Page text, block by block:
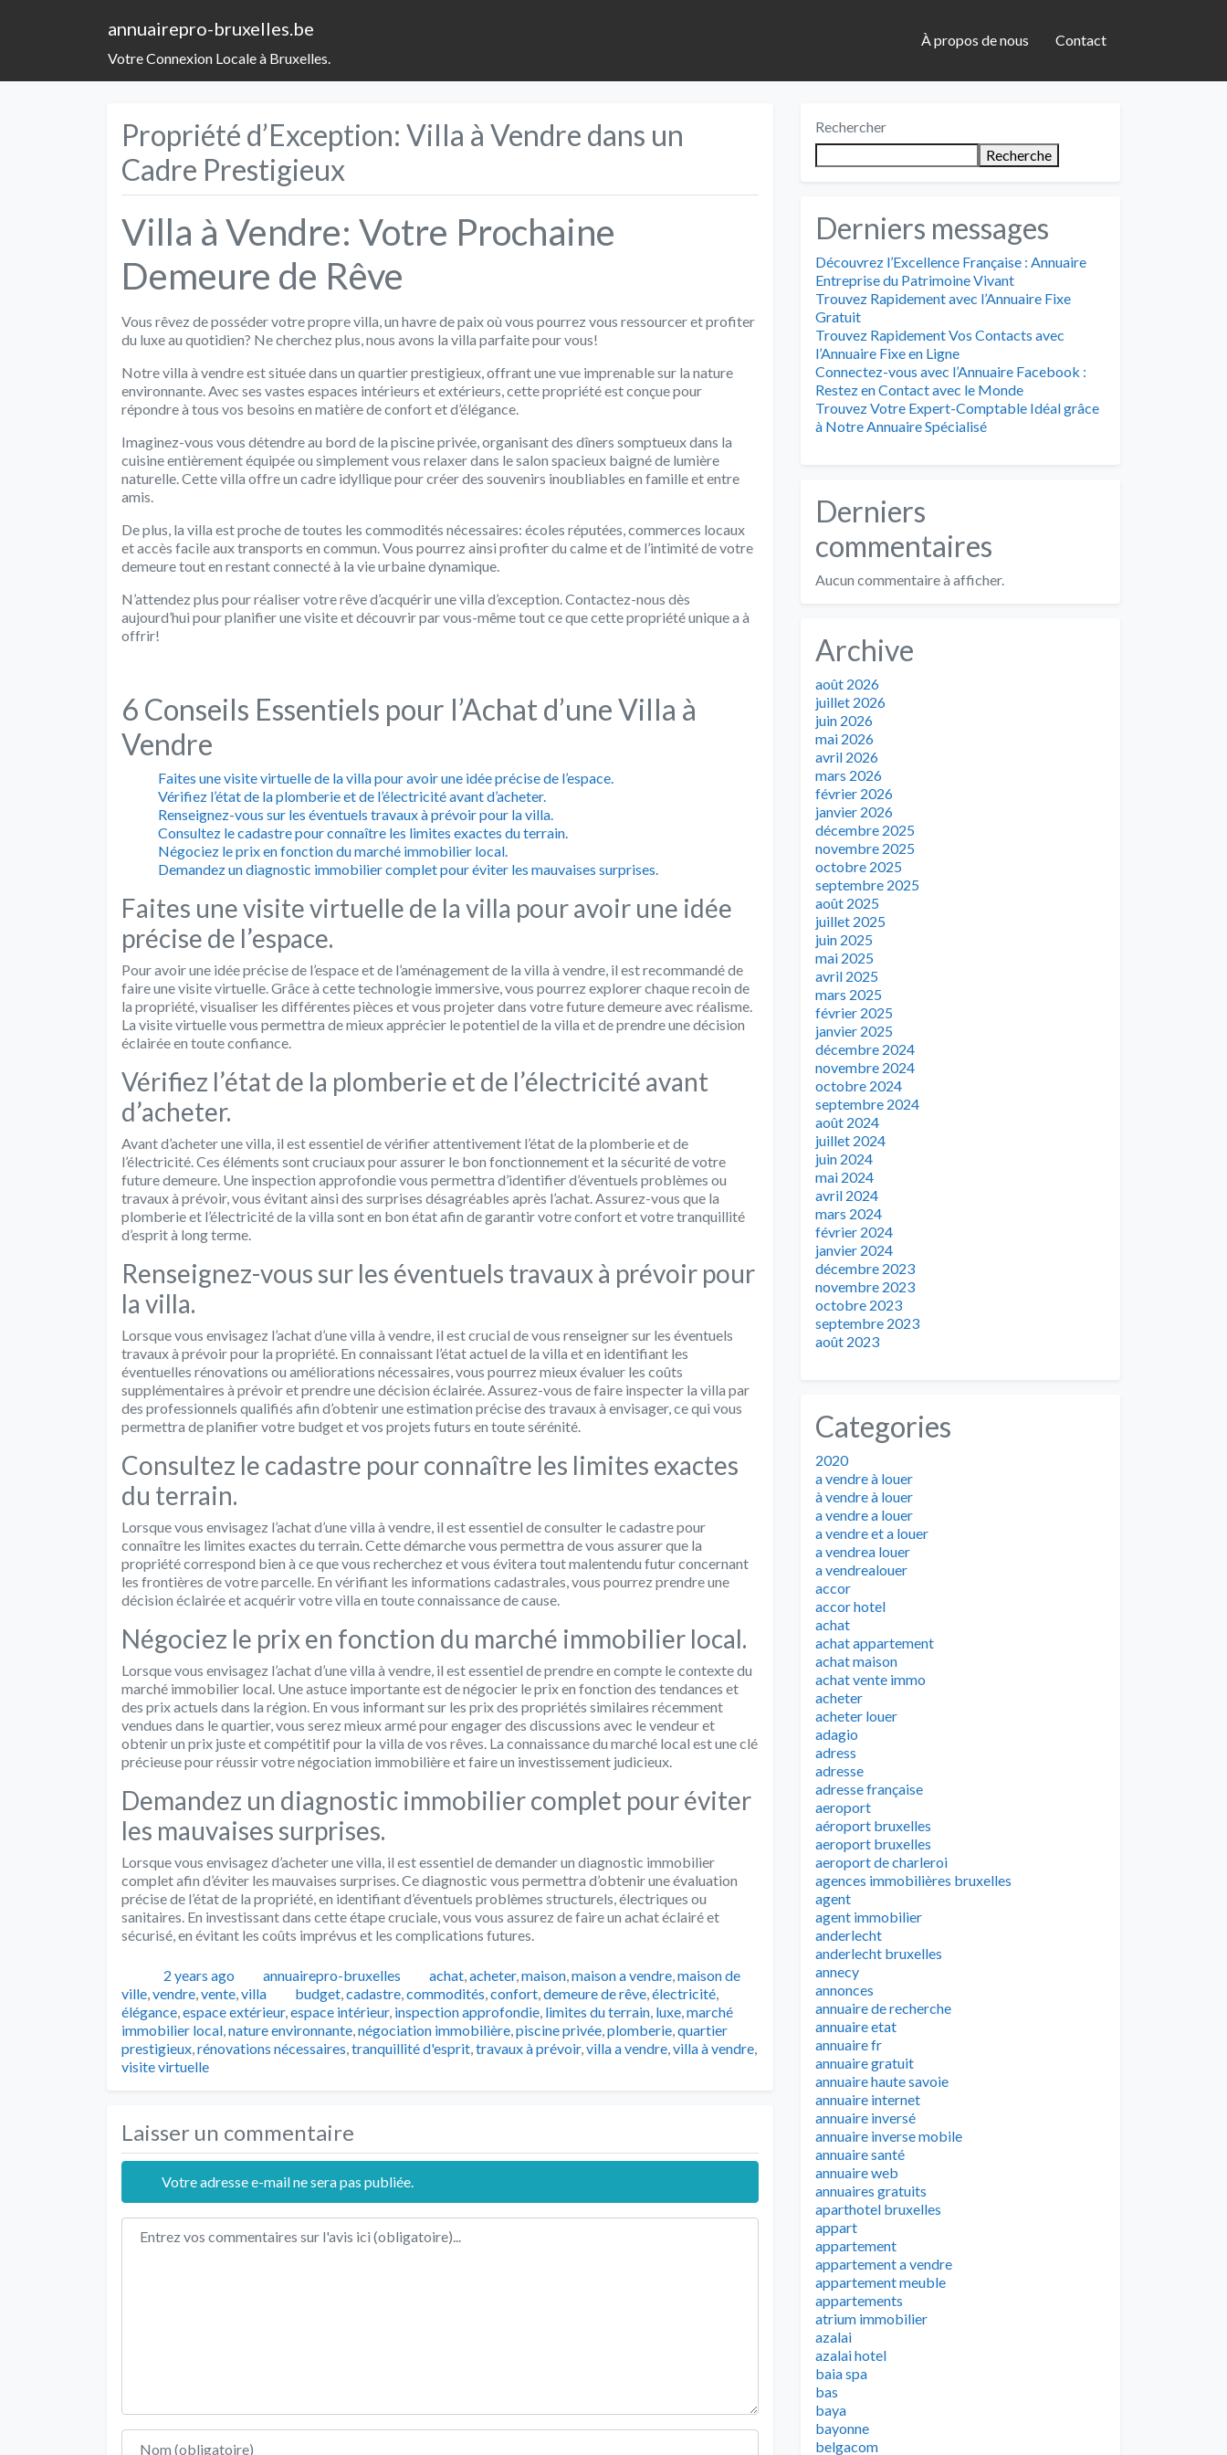
annuairepro-bruxelles.be
Votre Connexion Locale à Bruxelles.
À propos de nous Contact
Propriété d’Exception: Villa à Vendre dans un
Cadre Prestigieux
Villa à Vendre: Votre Prochaine
Demeure de Rêve
Vous rêvez de posséder votre propre villa, un havre de paix où vous pourrez vous ressourcer et profiter
du luxe au quotidien? Ne cherchez plus, nous avons la villa parfaite pour vous!
Notre villa à vendre est située dans un quartier prestigieux, offrant une vue imprenable sur la nature
environnante. Avec ses vastes espaces intérieurs et extérieurs, cette propriété est conçue pour
répondre à tous vos besoins en matière de confort et d’élégance.
Imaginez-vous vous détendre au bord de la piscine privée, organisant des dîners somptueux dans la
cuisine entièrement équipée ou simplement vous relaxer dans le salon spacieux baigné de lumière
naturelle. Cette villa offre un cadre idyllique pour créer des souvenirs inoubliables en famille et entre
amis.
De plus, la villa est proche de toutes les commodités nécessaires: écoles réputées, commerces locaux
et accès facile aux transports en commun. Vous pourrez ainsi profiter du calme et de l’intimité de votre
demeure tout en restant connecté à la vie urbaine dynamique.
N’attendez plus pour réaliser votre rêve d’acquérir une villa d’exception. Contactez-nous dès
aujourd’hui pour planifier une visite et découvrir par vous-même tout ce que cette propriété unique a à
offrir!
6 Conseils Essentiels pour l’Achat d’une Villa à
Vendre
Faites une visite virtuelle de la villa pour avoir une idée précise de l’espace.
Vérifiez l’état de la plomberie et de l’électricité avant d’acheter.
Renseignez-vous sur les éventuels travaux à prévoir pour la villa.
Consultez le cadastre pour connaître les limites exactes du terrain.
Négociez le prix en fonction du marché immobilier local.
Demandez un diagnostic immobilier complet pour éviter les mauvaises surprises.
Faites une visite virtuelle de la villa pour avoir une idée
précise de l’espace.
Pour avoir une idée précise de l’espace et de l’aménagement de la villa à vendre, il est recommandé de
faire une visite virtuelle. Grâce à cette technologie immersive, vous pourrez explorer chaque recoin de
la propriété, visualiser les différentes pièces et vous projeter dans votre future demeure avec réalisme.
La visite virtuelle vous permettra de mieux apprécier le potentiel de la villa et de prendre une décision
éclairée en toute confiance.
Vérifiez l’état de la plomberie et de l’électricité avant
d’acheter.
Avant d’acheter une villa, il est essentiel de vérifier attentivement l’état de la plomberie et de
l’électricité. Ces éléments sont cruciaux pour assurer le bon fonctionnement et la sécurité de votre
future demeure. Une inspection approfondie vous permettra d’identifier d’éventuels problèmes ou
travaux à prévoir, vous évitant ainsi des surprises désagréables après l’achat. Assurez-vous que la
plomberie et l’électricité de la villa sont en bon état afin de garantir votre confort et votre tranquillité
d’esprit à long terme.
Renseignez-vous sur les éventuels travaux à prévoir pour
la villa.
Lorsque vous envisagez l’achat d’une villa à vendre, il est crucial de vous renseigner sur les éventuels
travaux à prévoir pour la propriété. En connaissant l’état actuel de la villa et en identifiant les
éventuelles rénovations ou améliorations nécessaires, vous pourrez mieux évaluer les coûts
supplémentaires à prévoir et prendre une décision éclairée. Assurez-vous de faire inspecter la villa par
des professionnels qualifiés afin d’obtenir une estimation précise des travaux à envisager, ce qui vous
permettra de planifier votre budget et vos projets futurs en toute sérénité.
Consultez le cadastre pour connaître les limites exactes
du terrain.
Lorsque vous envisagez l’achat d’une villa à vendre, il est essentiel de consulter le cadastre pour
connaître les limites exactes du terrain. Cette démarche vous permettra de vous assurer que la
propriété correspond bien à ce que vous recherchez et vous évitera tout malentendu futur concernant
les frontières de votre parcelle. En vérifiant les informations cadastrales, vous pourrez prendre une
décision éclairée et acquérir votre villa en toute connaissance de cause.
Négociez le prix en fonction du marché immobilier local.
Lorsque vous envisagez l’achat d’une villa à vendre, il est essentiel de prendre en compte le contexte du
marché immobilier local. Une astuce importante est de négocier le prix en fonction des tendances et
des prix actuels dans la région. En vous informant sur les prix des propriétés similaires récemment
vendues dans le quartier, vous serez mieux armé pour engager des discussions avec le vendeur et
obtenir un prix juste et compétitif pour la villa de vos rêves. La connaissance du marché local est une clé
précieuse pour réussir votre négociation immobilière et faire un investissement judicieux.
Demandez un diagnostic immobilier complet pour éviter
les mauvaises surprises.
Lorsque vous envisagez d’acheter une villa, il est essentiel de demander un diagnostic immobilier
complet afin d’éviter les mauvaises surprises. Ce diagnostic vous permettra d’obtenir une évaluation
précise de l’état de la propriété, en identifiant d’éventuels problèmes structurels, électriques ou
sanitaires. En investissant dans cette étape cruciale, vous vous assurez de faire un achat éclairé et
sécurisé, en évitant les coûts imprévus et les complications futures.
Publié2 years ago Auteur
annuairepro-bruxelles Catégories
achat,acheter,maison,maison a vendre,maison de
ville,vendre,vente,villa Tags
budget,cadastre,commodités,confort,demeure de rêve,électricité,
élégance,espace extérieur,espace intérieur, inspection approfondie, limites du terrain, luxe,marché
immobilier local,nature environnante,négociation immobilière,piscine privée,plomberie,quartier
prestigieux,rénovations nécessaires,tranquillité d'esprit,travaux à prévoir,villa a vendre,villa à vendre,
visite virtuelle
Laisser un commentaire
Votre adresse e-mail ne sera pas publiée.
Texte de l'avis
Nom
Rechercher
Recherche
Derniers messages
Découvrez l’Excellence Française : Annuaire
Entreprise du Patrimoine Vivant
Trouvez Rapidement avec l’Annuaire Fixe
Gratuit
Trouvez Rapidement Vos Contacts avec
l’Annuaire Fixe en Ligne
Connectez-vous avec l’Annuaire Facebook :
Restez en Contact avec le Monde
Trouvez Votre Expert-Comptable Idéal grâce
à Notre Annuaire Spécialisé
Derniers
commentaires
Aucun commentaire à afficher.
Archive
août 2026
juillet 2026
juin 2026
mai 2026
avril 2026
mars 2026
février 2026
janvier 2026
décembre 2025
novembre 2025
octobre 2025
septembre 2025
août 2025
juillet 2025
juin 2025
mai 2025
avril 2025
mars 2025
février 2025
janvier 2025
décembre 2024
novembre 2024
octobre 2024
septembre 2024
août 2024
juillet 2024
juin 2024
mai 2024
avril 2024
mars 2024
février 2024
janvier 2024
décembre 2023
novembre 2023
octobre 2023
septembre 2023
août 2023
Categories
2020
a vendre à louer
à vendre à louer
a vendre a louer
a vendre et a louer
a vendrea louer
a vendrealouer
accor
accor hotel
achat
achat appartement
achat maison
achat vente immo
acheter
acheter louer
adagio
adress
adresse
adresse française
aeroport
aéroport bruxelles
aeroport bruxelles
aeroport de charleroi
agences immobilières bruxelles
agent
agent immobilier
anderlecht
anderlecht bruxelles
annecy
annonces
annuaire de recherche
annuaire etat
annuaire fr
annuaire gratuit
annuaire haute savoie
annuaire internet
annuaire inversé
annuaire inverse mobile
annuaire santé
annuaire web
annuaires gratuits
aparthotel bruxelles
appart
appartement
appartement a vendre
appartement meuble
appartements
atrium immobilier
azalai
azalai hotel
baia spa
bas
baya
bayonne
belgacom